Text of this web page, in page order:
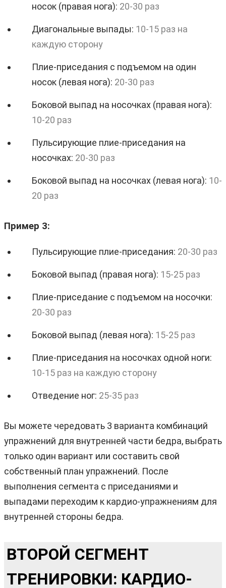
носок (правая нога): 20-30 раз
Диагональные выпады: 10-15 раз на
каждую сторону
Плие-приседания с подъемом на один
носок (левая нога): 20-30 раз
Боковой выпад на носочках (правая нога):
10-20 раз
Пульсирующие плие-приседания на
носочках: 20-30 раз
Боковой выпад на носочках (левая нога): 10-
20 раз
Пример 3:
Пульсирующие плие-приседания: 20-30 раз
Боковой выпад (правая нога): 15-25 раз
Плие-приседание с подъемом на носочки:
20-30 раз
Боковой выпад (левая нога): 15-25 раз
Плие-приседания на носочках одной ноги:
10-15 раз на каждую сторону
Отведение ног: 25-35 раз
Вы можете чередовать 3 варианта комбинаций
упражнений для внутренней части бедра, выбрать
только один вариант или составить свой
собственный план упражнений. После
выполнения сегмента с приседаниями и
выпадами переходим к кардио-упражнениям для
внутренней стороны бедра.
ВТОРОЙ СЕГМЕНТ
ТРЕНИРОВКИ: КАРДИО-